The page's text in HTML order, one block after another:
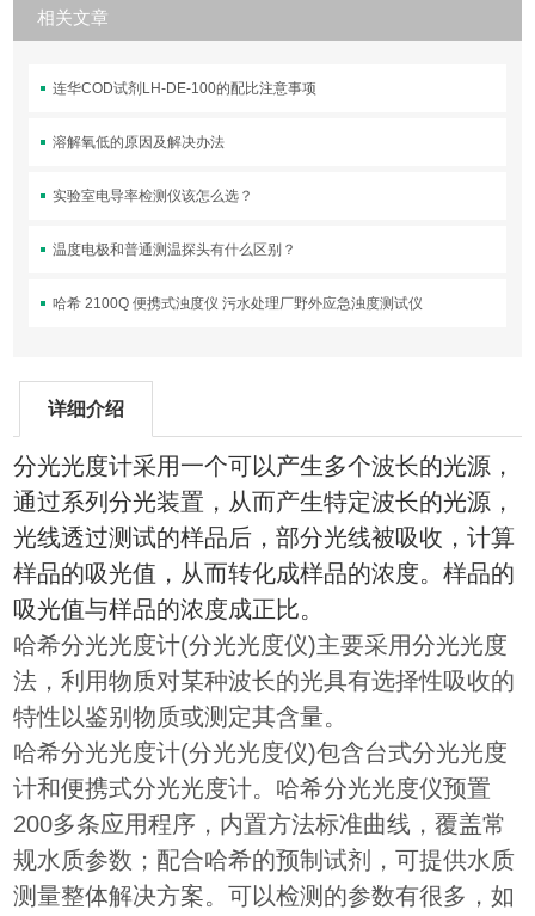
相关文章
连华COD试剂LH-DE-100的配比注意事项
溶解氧低的原因及解决办法
实验室电导率检测仪该怎么选？
温度电极和普通测温探头有什么区别？
哈希 2100Q 便携式浊度仪 污水处理厂野外应急浊度测试仪
详细介绍
分光光度计采用一个可以产生多个波长的光源，
通过系列分光装置，从而产生特定波长的光源，
光线透过测试的样品后，部分光线被吸收，计算
样品的吸光值，从而转化成样品的浓度。样品的
吸光值与样品的浓度成正比。
哈希分光光度计(分光光度仪)主要采用分光光度
法，利用物质对某种波长的光具有选择性吸收的
特性以鉴别物质或测定其含量。
哈希分光光度计(分光光度仪)包含台式分光光度
计和便携式分光光度计。哈希分光光度仪预置
200多条应用程序，内置方法标准曲线，覆盖常
规水质参数；配合哈希的预制试剂，可提供水质
测量整体解决方案。可以检测的参数有很多，如